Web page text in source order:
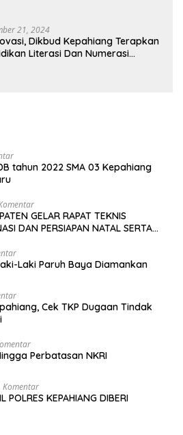
21, 2024
Dikbud Kepahiang Terapkan
Literasi Dan Numerasi
tahun 2022 SMA 03 Kepahiang
GELAR RAPAT TEKNIS
DAN PERSIAPAN NATAL SERTA
Laki Paruh Baya Diamankan
Cek TKP Dugaan Tindak
Perbatasan NKRI
Komentar
POLRES KEPAHIANG DIBERI